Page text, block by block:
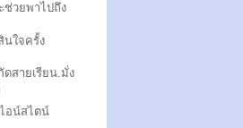
ช่วยพาไปถึง
นใจครั้ง
สายเรียน.มั่ง
อน์สไตน์